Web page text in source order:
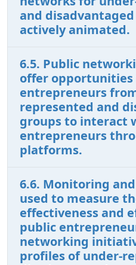
and
actively animated.
6.5. Public
offer
entrepreneurs
represented and
groups to interact
entrepreneurs
platforms.
6.6. Monitoring
used to measure
effectiveness and
public
networking
profiles of under-